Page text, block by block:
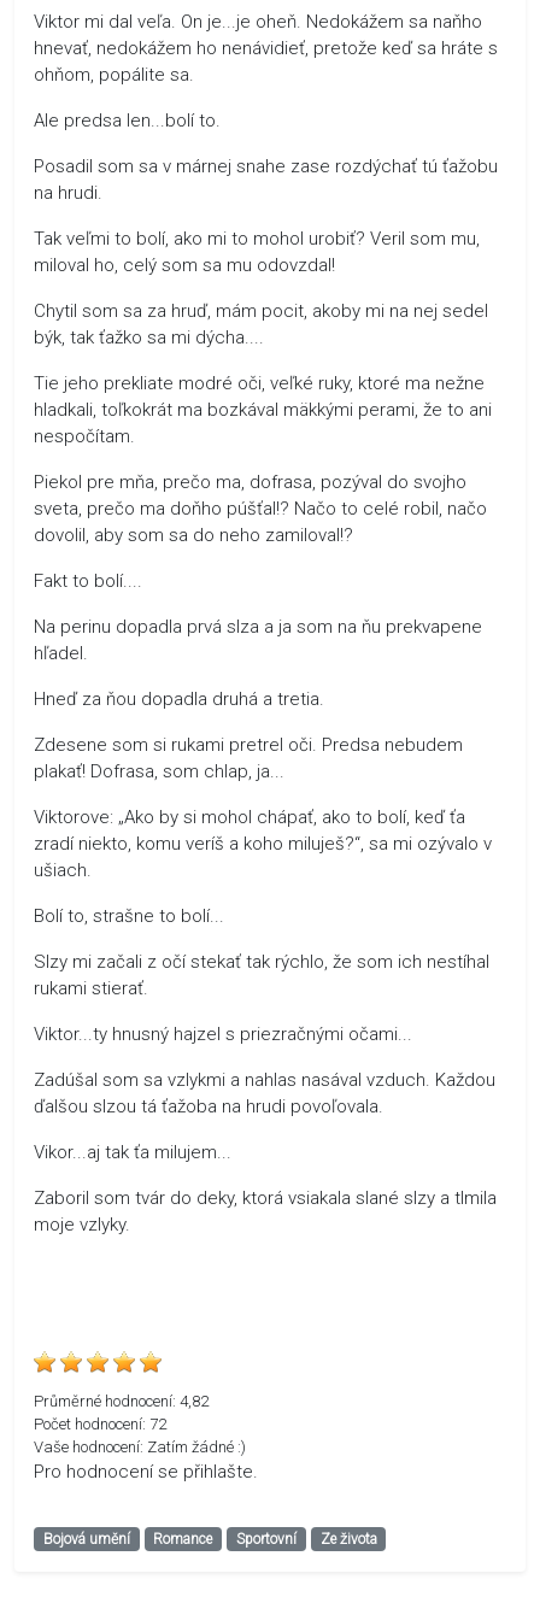
Viktor mi dal veľa. On je...je oheň. Nedokážem sa naňho
hnevať, nedokážem ho nenávidieť, pretože keď sa hráte s
ohňom, popálite sa.
Ale predsa len...bolí to.
Posadil som sa v márnej snahe zase rozdýchať tú ťažobu
na hrudi.
Tak veľmi to bolí, ako mi to mohol urobiť? Veril som mu,
miloval ho, celý som sa mu odovzdal!
Chytil som sa za hruď, mám pocit, akoby mi na nej sedel
býk, tak ťažko sa mi dýcha....
Tie jeho prekliate modré oči, veľké ruky, ktoré ma nežne
hladkali, toľkokrát ma bozkával mäkkými perami, že to ani
nespočítam.
Piekol pre mňa, prečo ma, dofrasa, pozýval do svojho
sveta, prečo ma doňho púšťal!? Načo to celé robil, načo
dovolil, aby som sa do neho zamiloval!?
Fakt to bolí....
Na perinu dopadla prvá slza a ja som na ňu prekvapene
hľadel.
Hneď za ňou dopadla druhá a tretia.
Zdesene som si rukami pretrel oči. Predsa nebudem
plakať! Dofrasa, som chlap, ja...
Viktorove: „Ako by si mohol chápať, ako to bolí, keď ťa
zradí niekto, komu veríš a koho miluješ?“, sa mi ozývalo v
ušiach.
Bolí to, strašne to bolí...
Slzy mi začali z očí stekať tak rýchlo, že som ich nestíhal
rukami stierať.
Viktor...ty hnusný hajzel s priezračnými očami...
Zadúšal som sa vzlykmi a nahlas nasával vzduch. Každou
ďalšou slzou tá ťažoba na hrudi povoľovala.
Vikor...aj tak ťa milujem...
Zaboril som tvár do deky, ktorá vsiakala slané slzy a tlmila
moje vzlyky.
Průměrné hodnocení: 4,82
Počet hodnocení: 72
Vaše hodnocení: Zatím žádné :)
Pro hodnocení se přihlašte.
Bojová umění Romance Sportovní Ze života